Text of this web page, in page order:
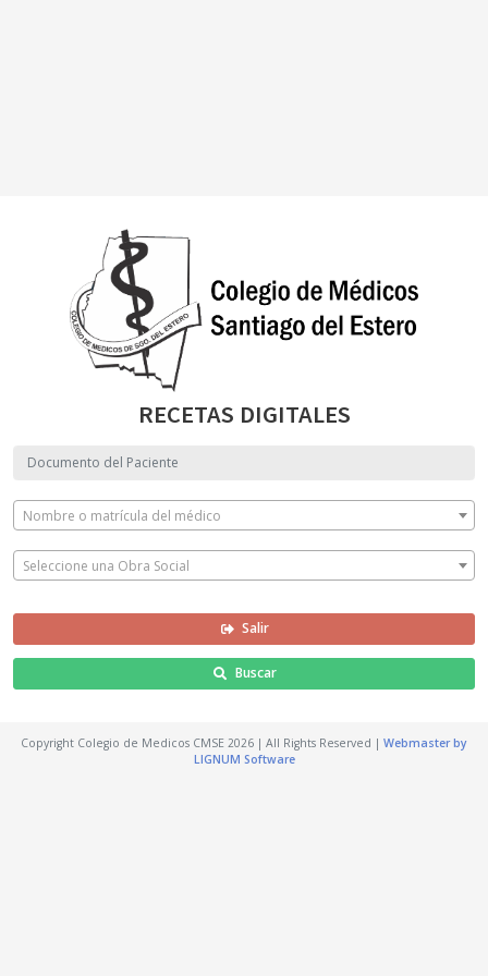
RECETAS DIGITALES
Nombre o matrícula del médico
Seleccione una Obra Social
Salir
Buscar
Copyright Colegio de Medicos CMSE 2026 | All Rights Reserved | Webmaster by
LIGNUM Software